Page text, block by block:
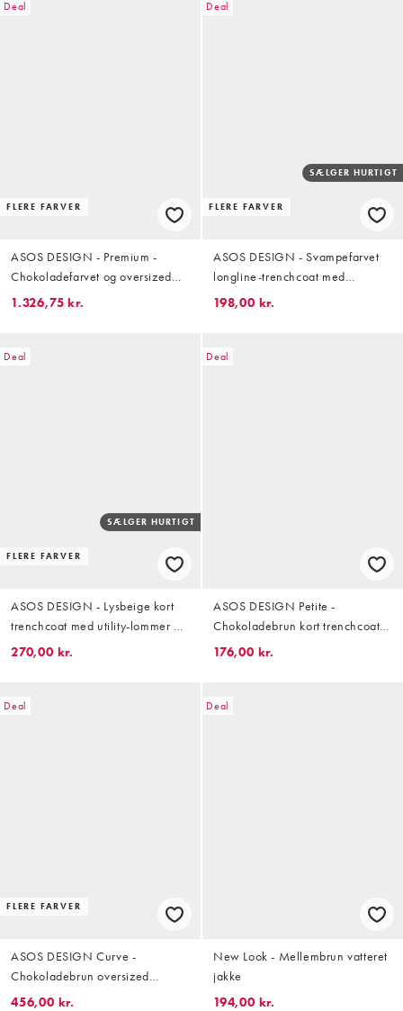
Deal
FLERE FARVER
ASOS DESIGN - Premium -
Chokoladefarvet og oversized
frakke med ståkrave i børstet
1.326,75 kr.
Deal
FLERE FARVER
SÆLGER HURTIGT
ASOS DESIGN - Svampefarvet
longline-trenchcoat med
plisserede detaljer
198,00 kr.
Deal
FLERE FARVER
SÆLGER HURTIGT
ASOS DESIGN - Lysbeige kort
trenchcoat med utility-lommer og
kappedetalje i bomuldsblanding
270,00 kr.
Deal
ASOS DESIGN Petite -
Chokoladebrun kort trenchcoat
med plisseringsdetalje
176,00 kr.
Deal
FLERE FARVER
ASOS DESIGN Curve -
Chokoladebrun oversized
bomber-jakke i læderlook
456,00 kr.
Deal
New Look - Mellembrun vatteret
jakke
194,00 kr.